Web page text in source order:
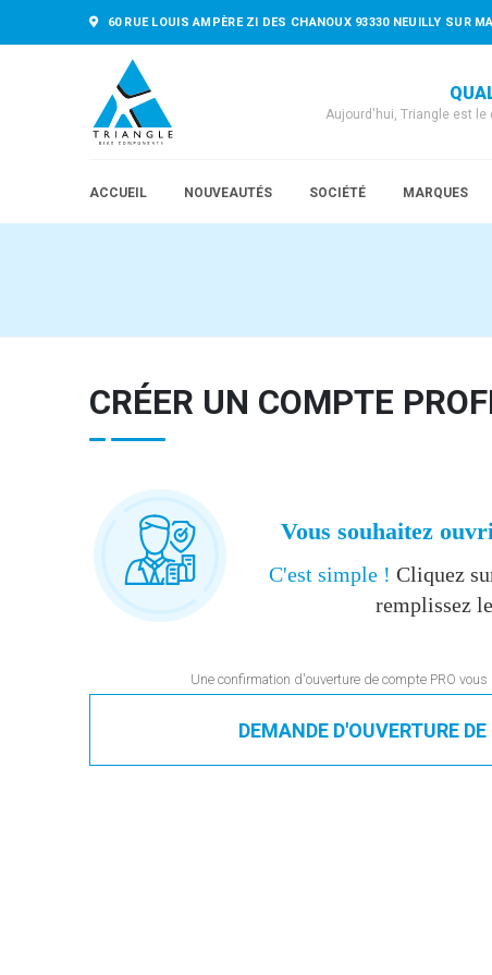
60 RUE LOUIS AMPÈRE ZI DES CHANOUX 93330 NEUILLY SUR
Aujourd'hui, Triangle est
ACCUEIL NOUVEAUTÉS SOCIÉTÉ MARQUES
CRÉER UN COMPTE
Vous souhaitez
C'est simple ! Cliquez
remplissez
Une confirmation d'ouverture de compte PRO vous
DEMANDE D'OUVERTURE